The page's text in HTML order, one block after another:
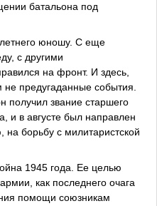
батальона под
юношу. С еще
с другими
на фронт. И здесь,
предугаданные события.
получил звание старшего
и в августе был направлен
борьбу с милитаристской
1945 года. Ее целью
как последнего очага
помощи союзникам